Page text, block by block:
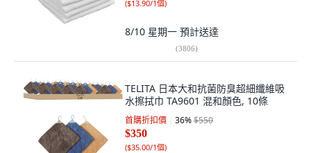
($13.90/1個)
8/10 星期一 預計送達
(3806)
TELITA 日本大和抗菌防臭超細纖維吸
水擦拭巾 TA9601 混和顏色, 10條
首購折扣價 36%$550
$350
($35.00/1個)